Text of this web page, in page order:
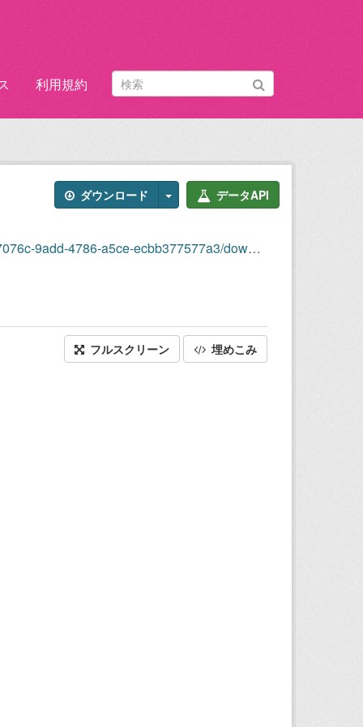
利用規約
ダウンロード データAPI
a5ce-ecbb377577a3/download/2021-2.xls
フルスクリーン 埋めこみ